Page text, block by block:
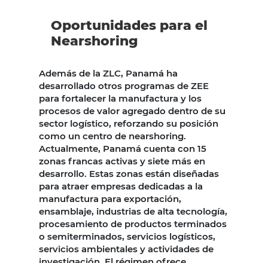
Oportunidades para el
Nearshoring
Además de la ZLC, Panamá ha
desarrollado otros programas de ZEE
para fortalecer la manufactura y los
procesos de valor agregado dentro de su
sector logístico, reforzando su posición
como un centro de nearshoring.
Actualmente, Panamá cuenta con 15
zonas francas activas y siete más en
desarrollo. Estas zonas están diseñadas
para atraer empresas dedicadas a la
manufactura para exportación,
ensamblaje, industrias de alta tecnología,
procesamiento de productos terminados
o semiterminados, servicios logísticos,
servicios ambientales y actividades de